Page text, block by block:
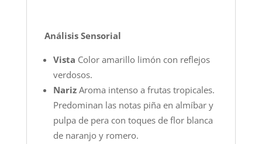
Análisis Sensorial
Vista Color amarillo limón con reflejos
verdosos.
NarizAroma intenso a frutas tropicales.
Predominan las notas piña en almíbar y
pulpa de pera con toques de flor blanca
de naranjo y romero.